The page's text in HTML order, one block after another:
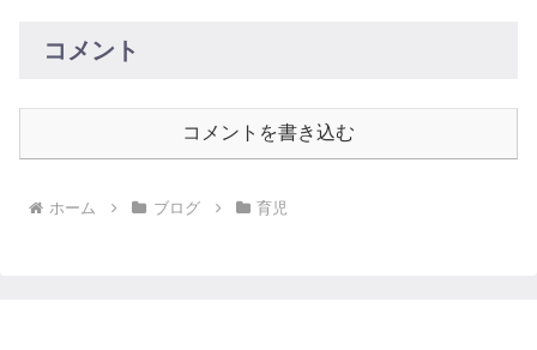
コメント
コメントを書き込む
ホーム ブログ 育児